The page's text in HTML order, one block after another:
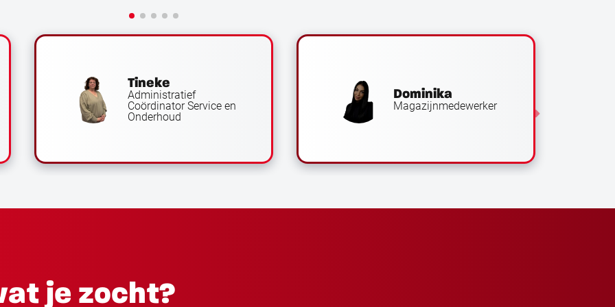
Dominika
Magazijnmedewerker
Ajmane
Logistiek medewerker
je zocht?